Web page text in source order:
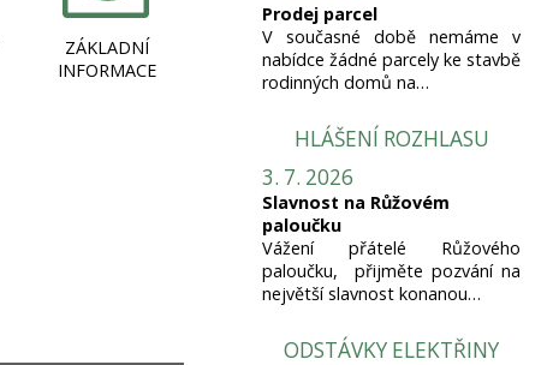
ZÁKLADNÍ
INFORMACE
Prodej parcel
V současné době nemáme v
nabídce žádné parcely ke stavbě
rodinných domů na…
HLÁŠENÍ ROZHLASU
3. 7. 2026
Slavnost na Růžovém
paloučku
Vážení přátelé Růžového
paloučku, přijměte pozvání na
největší slavnost konanou…
ODSTÁVKY ELEKTŘINY